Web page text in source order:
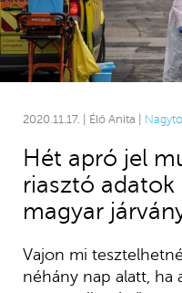
2020.11.17. | Élő Anita |
Hét apró jel
riasztó adatok
magyar
Vajon mi
néhány nap alatt, ha